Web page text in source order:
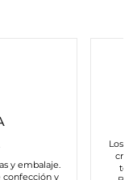
y embalaje.
confección y
Los